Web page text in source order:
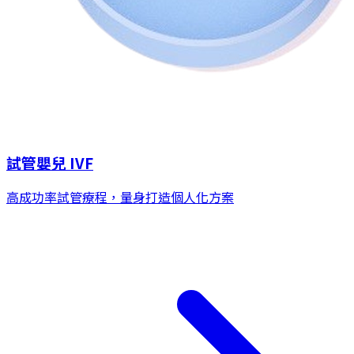
試管嬰兒 IVF
高成功率試管療程，量身打造個人化方案